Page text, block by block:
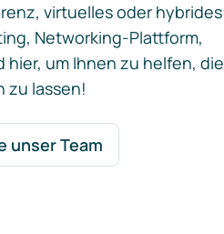
virtuelles oder hybrides
Networking-Plattform,
um Ihnen zu helfen, die
zu lassen!
unser Team